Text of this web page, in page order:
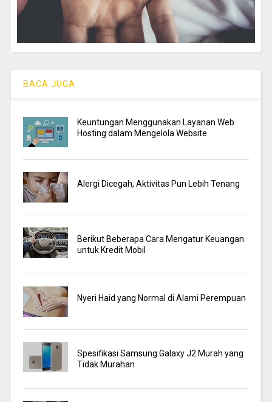
BACA JUGA
Keuntungan Menggunakan Layanan Web
Hosting dalam Mengelola Website
Alergi Dicegah, Aktivitas Pun Lebih Tenang
Berikut Beberapa Cara Mengatur Keuangan
untuk Kredit Mobil
Nyeri Haid yang Normal di Alami Perempuan
Spesifikasi Samsung Galaxy J2 Murah yang
Tidak Murahan